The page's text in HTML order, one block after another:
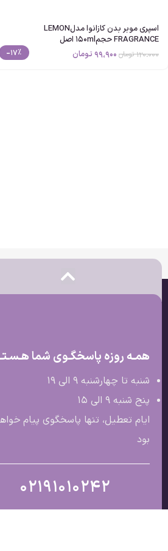
اسپری موبر بدن کازانوا مدلLEMON
FRAGRANCE حجم150ml اصل
120،000 تومان 99،900 تومان -17%
همـه روزه پاسخگـوی شما
شنبه تا چهارشنبه 9 الی ۱۹
پنج شنبه 9 الی ۱۵
ایام تعطیل، تنها پاسخگوی پیام
بود
02191010242